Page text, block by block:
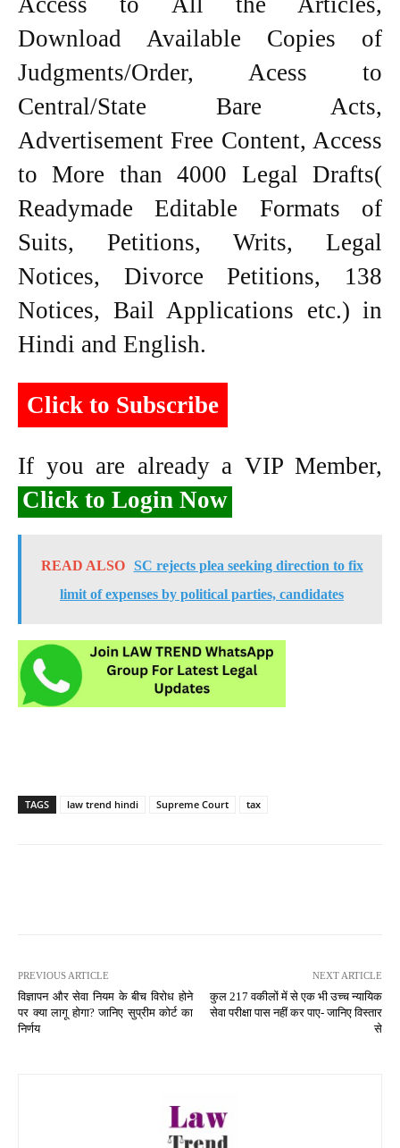
Download Available Copies of
Judgments/Order, Acess to
Central/State Bare Acts,
Advertisement Free Content, Access
to More than 4000 Legal Drafts(
Readymade Editable Formats of
Suits, Petitions, Writs, Legal
Notices, Divorce Petitions, 138
Notices, Bail Applications etc.) in
Hindi and English.
Click to Subscribe
If you are already a VIP Member,
Click to Login Now
READ ALSO
SC rejects plea seeking direction to fix
limit of expenses by political parties, candidates
TAGS law trend hindi Supreme Court tax
PREVIOUS ARTICLE
विज्ञापन और सेवा नियम के बीच विरोध होने
पर क्या लागू होगा? जानिए सुप्रीम कोर्ट का
निर्णय
NEXT ARTICLE
कुल 217 वकीलों में से एक भी उच्च न्यायिक
सेवा परीक्षा पास नहीं कर पाए- जानिए विस्तार
से